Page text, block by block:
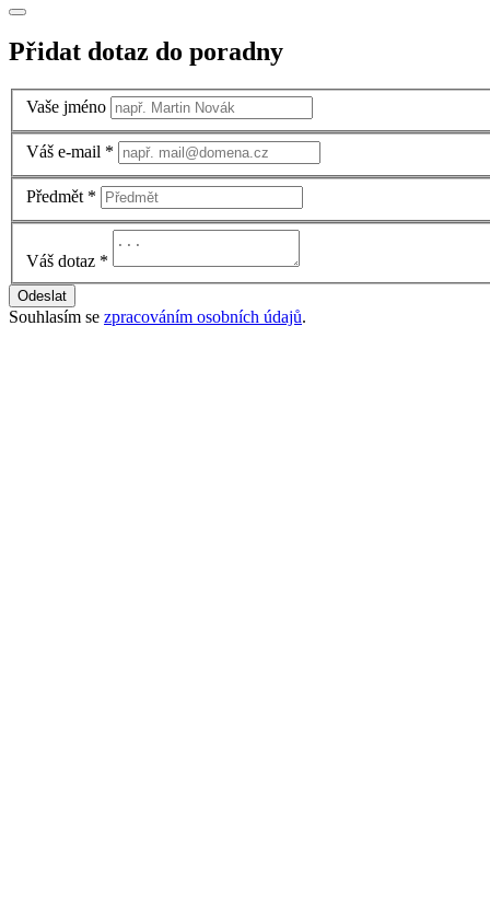
Přidat dotaz do poradny
Vaše jméno
Váš e-mail *
Předmět *
Váš dotaz *
Odeslat
Souhlasím se zpracováním osobních údajů.